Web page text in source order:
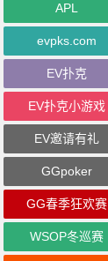
APL
evpks.com
EV扑克
EV扑克小游戏
EV邀请有礼
GGpoker
GG春季狂欢赛
WSOP冬巡赛